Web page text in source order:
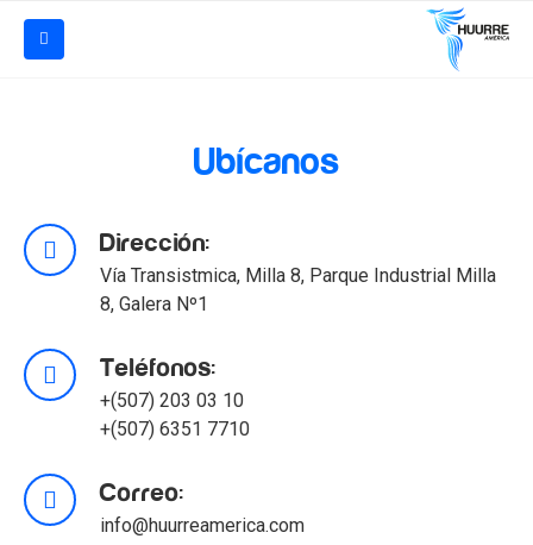
Ubícanos
Dirección:
Vía Transistmica, Milla 8, Parque Industrial Milla
8, Galera Nº1
Teléfonos:
+(507) 203 03 10
+(507) 6351 7710
Correo:
info@huurreamerica.com